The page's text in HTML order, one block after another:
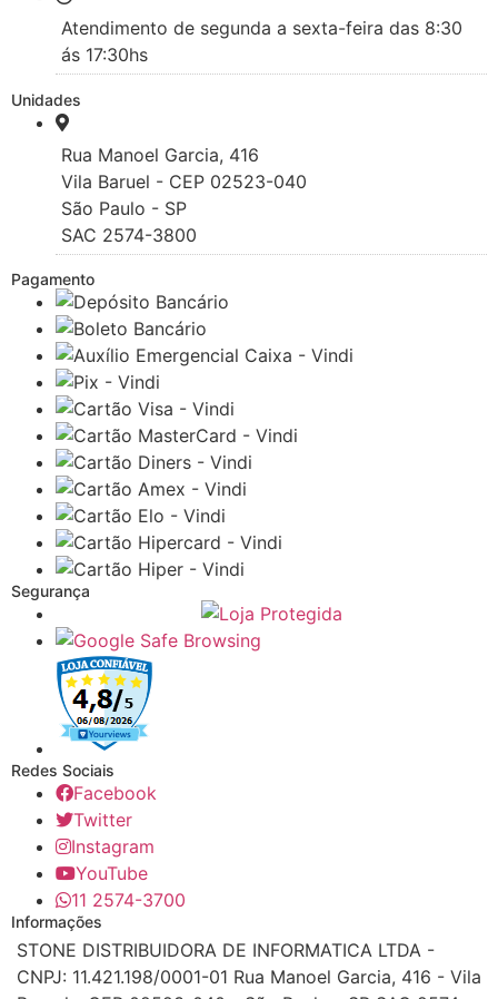
Atendimento de segunda a sexta-feira das 8:30
ás 17:30hs
Unidades
Rua Manoel Garcia, 416
Vila Baruel - CEP 02523-040
São Paulo - SP
SAC 2574-3800
Pagamento
Segurança
Redes Sociais
Facebook
Twitter
Instagram
YouTube
11 2574-3700
Informações
STONE DISTRIBUIDORA DE INFORMATICA LTDA -
CNPJ: 11.421.198/0001-01 Rua Manoel Garcia, 416 - Vila